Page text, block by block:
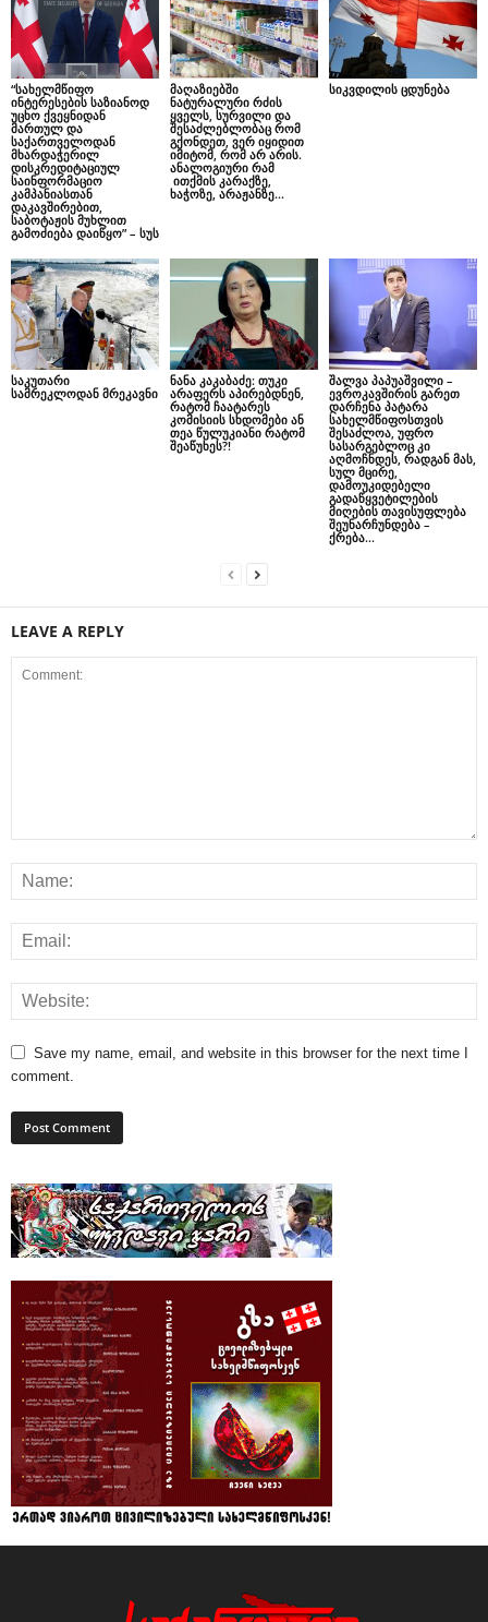
“სახელმწიფო
ინტერესების საზიანოდ
უცხო ქვეყნიდან
მართულ და
საქართველოდან
მხარდაჭერილ
დისკრედიტაციულ
საინფორმაციო
კამპანიასთან
დაკავშირებით,
საბოტაჟის მუხლით
გამოძიება დაიწყო” – სუს
მაღაზიებში
ნატურალური რძის
ყველს, სურვილი და
შესაძლებლობაც რომ
გქონდეთ, ვერ იყიდით
იმიტომ, რომ არ არის.
ანალოგიური რამ
ითქმის კარაქზე,
ხაჭოზე, არაჟანზე…
სიკვდილის ცდუნება
საკუთარი
სამრეკლოდან მრეკავნი
ნანა კაკაბაძე: თუკი
არაფერს აპირებდნენ,
რატომ ჩაატარეს
კომისიის სხდომები ან
თეა წულუკიანი რატომ
შეაწუხეს?!
შალვა პაპუაშვილი –
ევროკავშირის გარეთ
დარჩენა პატარა
სახელმწიფოსთვის
შესაძლოა, უფრო
სასარგებლოც კი
აღმოჩნდეს, რადგან მას,
სულ მცირე,
დამოუკიდებელი
გადაწყვეტილების
მიღების თავისუფლება
შეუნარჩუნდება –
ქრება...
LEAVE A REPLY
Save my name, email, and website in this browser for the next time I
comment.